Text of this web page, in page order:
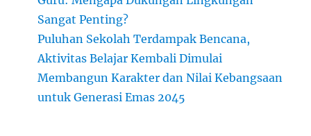
Sangat Penting?
Puluhan Sekolah Terdampak Bencana,
Aktivitas Belajar Kembali Dimulai
Membangun Karakter dan Nilai Kebangsaan
untuk Generasi Emas 2045